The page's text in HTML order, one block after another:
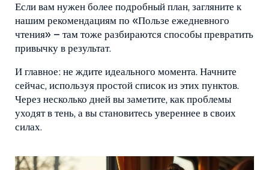
Если вам нужен более подробный план, загляните к
нашим рекомендациям по «Пользе ежедневного
чтения» – там тоже разбираются способы превратить
привычку в результат.
И главное: не ждите идеального момента. Начните
сейчас, используя простой список из этих пунктов.
Через несколько дней вы заметите, как проблемы
уходят в тень, а вы становитесь увереннее в своих
силах.